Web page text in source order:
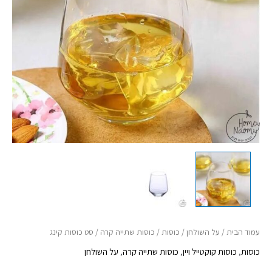
עמוד הבית/ על השולחן/ כוסות/ כוסות שתייה קרה / סט כוסות קינג
כוסות, כוסות קוקטייל ויין, כוסות שתייה קרה, על השולחן